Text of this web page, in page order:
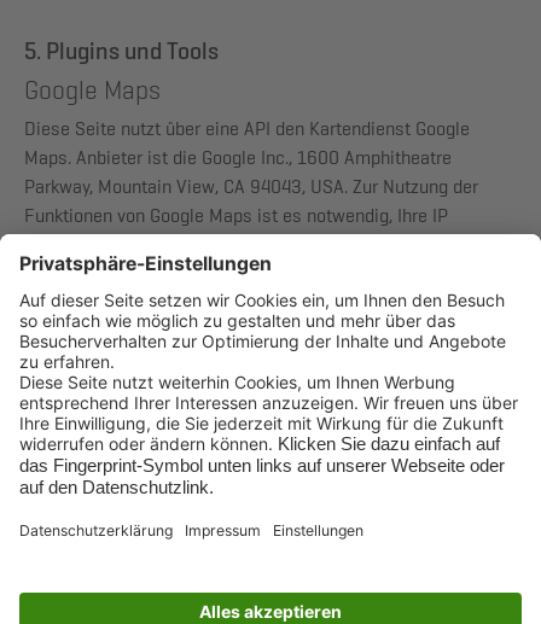
5. Plugins und Tools
Google Maps
Diese Seite nutzt über eine API den Kartendienst Google
Maps. Anbieter ist die Google Inc., 1600 Amphitheatre
Parkway, Mountain View, CA 94043, USA. Zur Nutzung der
Funktionen von Google Maps ist es notwendig, Ihre IP
Regel an einen Server von Google in den USA übertragen und
dort gespeichert. Der Anbieter dieser Seite hat keinen
Einfluss auf diese Datenübertragung. Die Nutzung von Google
Maps erfolgt im Interesse einer ansprechenden Darstellung
unserer Online-Angebote und an einer leichten Auffindbarkeit
der von uns auf der Website angegebenen Orte. Dies stellt ein
berechtigtes Interesse im Sinne von Art. 6 Abs. 1 lit. f DSGVO
dar. Mehr Informationen zum Umgang mit Nutzerdaten finden
https://www.google.de/intl/de/policies/privacy/